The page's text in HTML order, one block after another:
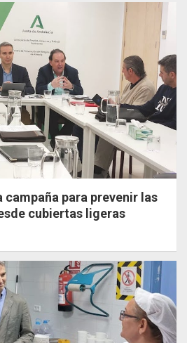
campaña para prevenir las
cubiertas ligeras